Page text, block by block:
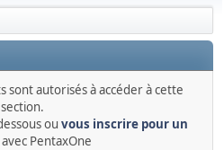
sont autorisés à accéder à cette
section.
ou vous inscrire pour un
PentaxOne